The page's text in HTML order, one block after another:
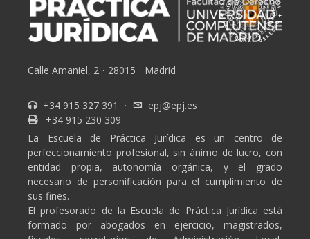
Calle Amaniel, 2 · 28015 · Madrid
+34 915 327 391 ·
epj@epj.es
+34 915 230 309
La Escuela de Práctica Jurídica es un centro de
perfeccionamiento profesional, sin ánimo de lucro, con
entidad propia, autonomía orgánica, y el grado
necesario de personificación para el cumplimiento de
sus fines.
El profesorado de la Escuela de Práctica Jurídica está
formado por abogados en ejercicio, magistrados,